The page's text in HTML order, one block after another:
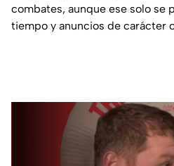
combates, aunque ese solo se
tiempo y anuncios de carácter